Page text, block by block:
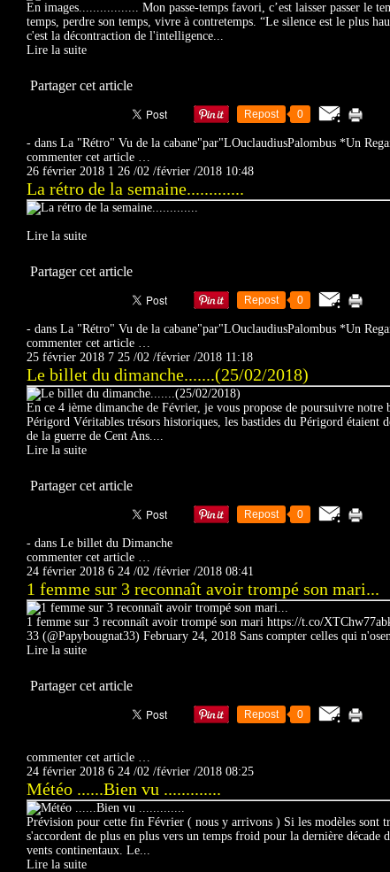
En images................. Mon passe-temps favori, c’est laisser passer le
temps, perdre son temps, vivre à contretemps. “Le silence est le plus
c'est la décontraction de l'intelligence...
Lire la suite
Partager cet article
Repost 0
- dans La "Rétro" Vu de la cabane"par"LOuclaudiusPalombus *Un
commenter cet article …
26 février 2018 1 26 /02 /février /2018 10:48
La rétro de la semaine.............
Lire la suite
Partager cet article
Repost 0
- dans La "Rétro" Vu de la cabane"par"LOuclaudiusPalombus *Un
commenter cet article …
25 février 2018 7 25 /02 /février /2018 11:18
Le billet du dimanche.......(25/02/2018)
En ce 4 ième dimanche de Février, je vous propose de poursuivre notre
Périgord Véritables trésors historiques, les bastides du Périgord étaient
de la guerre de Cent Ans....
Lire la suite
Partager cet article
Repost 0
- dans Le billet du Dimanche
commenter cet article …
24 février 2018 6 24 /02 /février /2018 08:41
1 femme sur 3 reconnaît avoir trompé son mari...
1 femme sur 3 reconnaît avoir trompé son mari https://t.co/
33 (@Papybougnat33) February 24, 2018 Sans compter celles qui
Lire la suite
Partager cet article
Repost 0
commenter cet article …
24 février 2018 6 24 /02 /février /2018 08:25
Météo ......Bien vu .............
Prévision pour cette fin Février ( nous y arrivons ) Si les modèles sont
s'accordent de plus en plus vers un temps froid pour la dernière décade
vents continentaux. Le...
Lire la suite